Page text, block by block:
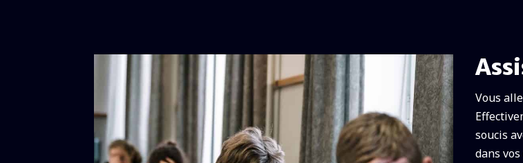
Vous
soucis
dans